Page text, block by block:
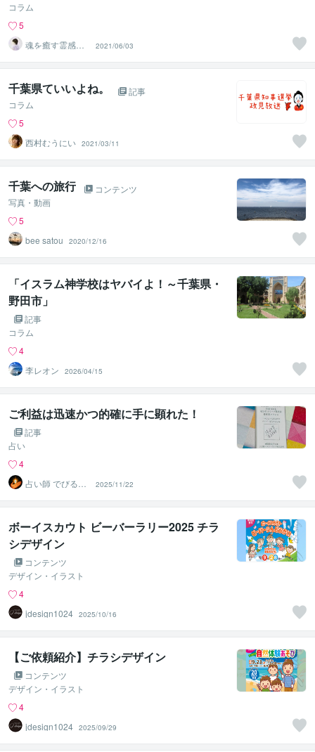
コラム
5
魂を癒す霊感ヒ
ーラー占い師
2021/06/03
千葉県ていいよね。
記事
コラム
5
西村むうにい 2021/03/11
千葉への旅行
コンテンツ
写真・動画
5
bee satou
2020/12/16
「イスラム神学校はヤバイよ！～千葉県・
野田市」
記事
コラム
4
李レオン
2026/04/15
ご利益は迅速かつ的確に手に顕れた！
記事
占い
4
占い師 でびるえ
る
2025/11/22
ボーイスカウト ビーバーラリー2025 チラ
シデザイン
コンテンツ
デザイン・イラスト
4
jdesign1024 2025/10/16
【ご依頼紹介】チラシデザイン
コンテンツ
デザイン・イラスト
4
jdesign1024 2025/09/29